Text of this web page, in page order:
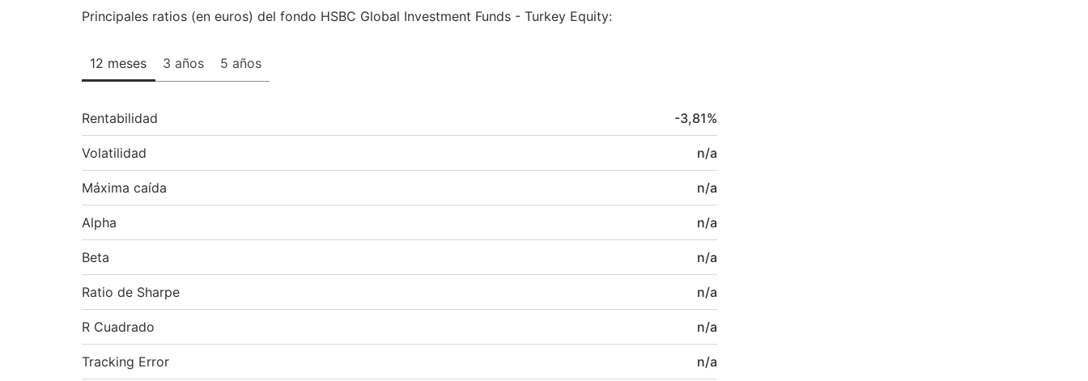
Principales ratios (en euros) del fondo HSBC Global Investment Funds - Turkey Equity:
12 meses 3 años 5 años
Rentabilidad -3,81%
Volatilidad n/a
Máxima caída n/a
Alpha n/a
Beta n/a
Ratio de Sharpe n/a
R Cuadrado n/a
Tracking Error n/a